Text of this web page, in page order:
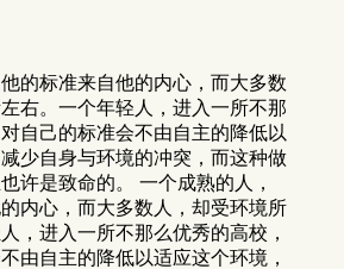
的标准来自他的内心，而大多数
右。一个年轻人，进入一所不那
自己的标准会不由自主的降低以
少自身与环境的冲突，而这种做
许是致命的。 一个成熟的人，
内心，而大多数人，却受环境所
，进入一所不那么优秀的高校，
由自主的降低以适应这个环境，